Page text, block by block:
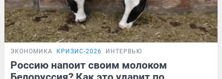
ЭКОНОМИКА КРИЗИС-2026 ИНТЕРВЬЮ
Россию напоит своим молоком